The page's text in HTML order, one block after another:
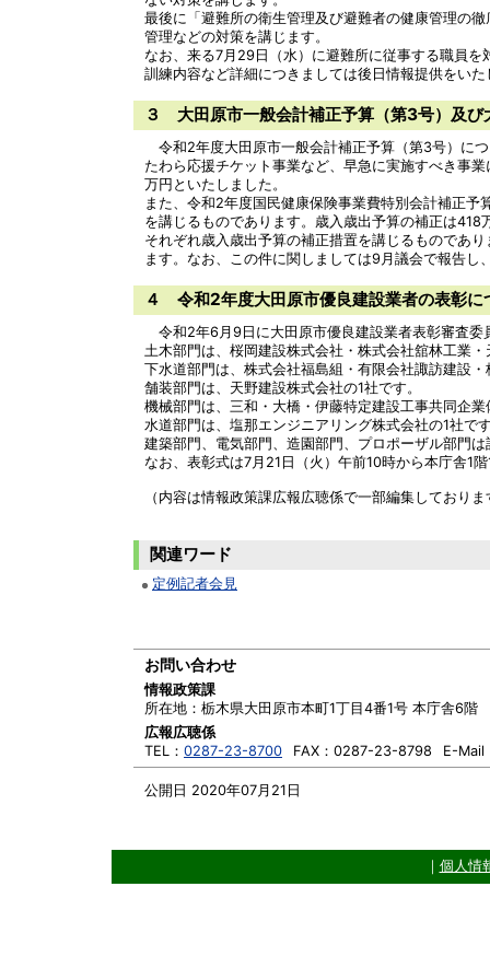
公開日 2020年07月21日
最後に「避難所の衛生管理及び避難者の健康管理の
管理などの対策を講じます。
なお、来る7月29日（水）に避難所に従事する職員
訓練内容など詳細につきましては後日情報提供をいた
３ 大田原市一般会計補正予算（第3号）及び
令和2年度大田原市一般会計補正予算（第3号）に
たわら応援チケット事業など、早急に実施すべき事
万円といたしました。
また、令和2年度国民健康保険事業費特別会計補正
を講じるものであります。歳入歳出予算の補正は
それぞれ歳入歳出予算の補正措置を講じるものであ
ます。なお、この件に関しましては9月議会で報告し
４ 令和2年度大田原市優良建設業者の表彰に
令和2年6月9日に大田原市優良建設業者表彰審査委
土木部門は、桜岡建設株式会社・株式会社舘林工業
下水道部門は、株式会社福島組・有限会社諏訪建設
舗装部門は、天野建設株式会社の1社です。
機械部門は、三和・大橋・伊藤特定建設工事共同企業
水道部門は、塩那エンジニアリング株式会社の1社で
建築部門、電気部門、造園部門、プロポーザル部門
なお、表彰式は7月21日（火）午前10時から本庁舎1
（内容は情報政策課広報広聴係で一部編集しておりま
関連ワード
定例記者会見
お問い合わせ
情報政策課
所在地： 栃木県大田原市本町1丁目4番1号 本庁舎6階
広報広聴係
TEL： 0287-23-8700 FAX： 0287-23-8798 E-Mail
｜ 個人情